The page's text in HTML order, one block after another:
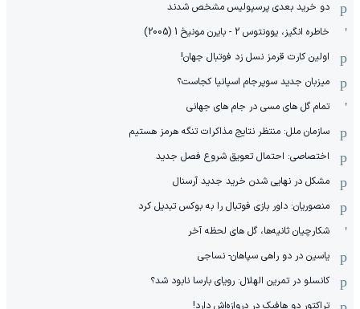
دو خرید بعدی پرسپولیس مشخص شدند
خاطره انگیز، یوونتوس 2 - بایرن مونیخ 1 (2005)
اولین کارت قرمز نسل زد فوتبال جهان!
میزبان جدید سوپرجام اسپانیا کجاست؟
تمام گل های مسی در جام های جهانی
سازمان ملل: منتظر نتایج مذاکرات تنگه هرمز هستیم
اختصاصی: احتمال تعویق شروع فصل جدید
مشکل در نهایی شدن خرید جدید آرسنال
منصوریان: داور بازی فوتبال را به بوکس تبدیل کرد
شکارچیان ثانیه‌ها، گل های لحظه آخر
یاسین در دو راهی سپاهان- نساجی
کانسلو در تمرین الهلال: رویای بارسا نابود شد؟
تراکتور دو هافبک در دروازه‌اش دارد!